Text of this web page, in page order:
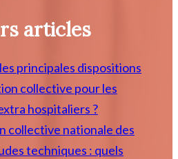
articles
principales dispositions
collective pour les
hospitaliers ?
collective nationale des
techniques : quels